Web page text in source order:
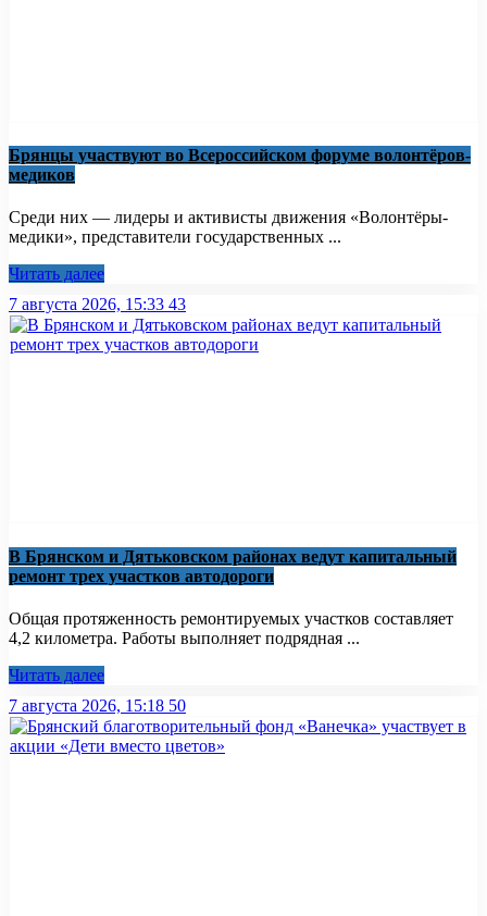
Брянцы участвуют во Всероссийском форуме волонтёров-
медиков
Среди них — лидеры и активисты движения «Волонтёры-
медики», представители государственных ...
Читать далее
7 августа 2026, 15:33 43
В Брянском и Дятьковском районах ведут капитальный
ремонт трех участков автодороги
Общая протяженность ремонтируемых участков составляет
4,2 километра. Работы выполняет подрядная ...
Читать далее
7 августа 2026, 15:18 50